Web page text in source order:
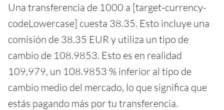
Una transferencia de 1000 a [target-currency-
codeLowercase] cuesta 38.35. Esto incluye una
comisión de 38.35 EUR y utiliza un tipo de
cambio de 108.9853. Esto es en realidad
109,979, un 108.9853 % inferior al tipo de
cambio medio del mercado, lo que significa que
estás pagando más por tu transferencia.